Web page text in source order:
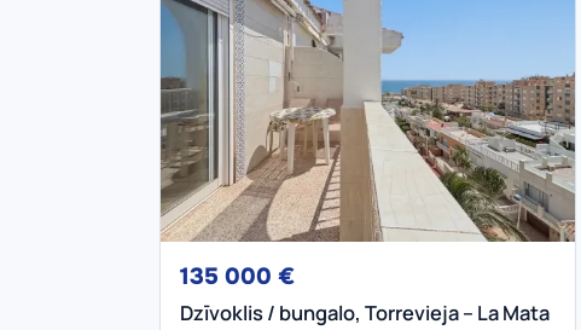
135 000 €
Dzīvoklis / bungalo, Torrevieja – La Mata